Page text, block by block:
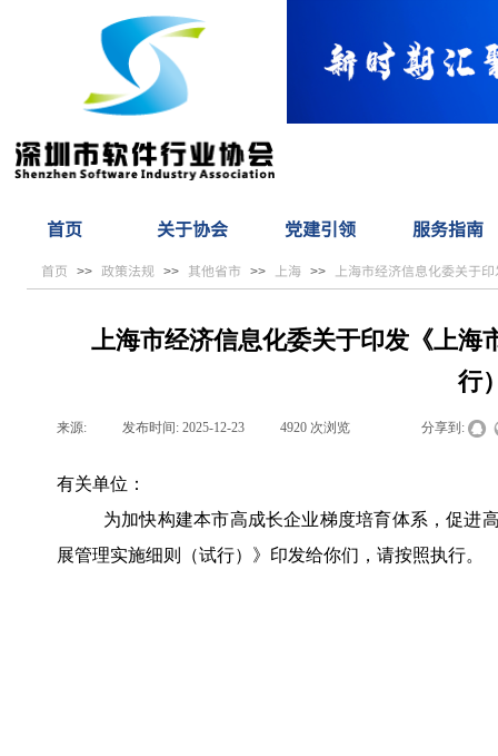
首页 关于协会 党建引领 服务指南
首页 >> 政策法规 >> 其他省市 >> 上海 >> 上海市经济信息化委关于
上海市经济信息化委关于印发《上海
行
来源: 发布时间: 2025-12-23 4920 次浏览 分享到:
有关单位：
为加快构建本市高成长企业梯度培育体系，促进
展管理实施细则（试行）》印发给你们，请按照执行。